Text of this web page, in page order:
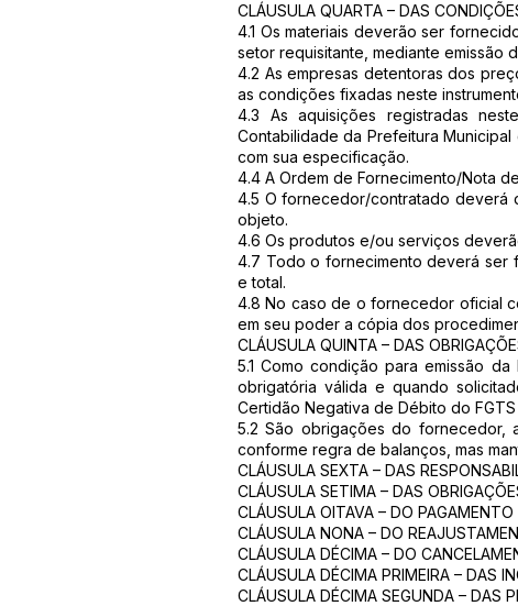
CLÁUSULA QUARTA – DAS
4.1 Os materiais deverão ser
setor requisitante, mediante emissão
4.2 As empresas detentoras dos
as condições fixadas neste
4.3 As aquisições registradas
Contabilidade da Prefeitura
com sua especificação.
4.4 A Ordem de Fornecimento/Nota
4.5 O fornecedor/contratado deverá
objeto.
4.6 Os produtos e/ou serviços
4.7 Todo o fornecimento deverá ser
e total.
4.8 No caso de o fornecedor oficial
em seu poder a cópia dos
CLÁUSULA QUINTA – DAS
5.1 Como condição para emissão
obrigatória válida e quando
Certidão Negativa de Débito do
5.2 São obrigações do fornecedor,
conforme regra de balanços, mas
CLÁUSULA SEXTA – DAS
CLÁUSULA SETIMA – DAS
CLÁUSULA OITAVA – DO
CLÁUSULA NONA – DO
CLÁUSULA DÉCIMA – DO
CLÁUSULA DÉCIMA PRIMEIRA – DAS
CLÁUSULA DÉCIMA SEGUNDA – DAS